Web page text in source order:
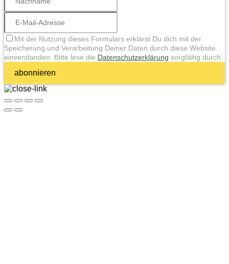
Mit der Nutzung dieses Formulars erklärst Du dich mit der
Speicherung und Verarbeitung Deiner Daten durch diese Website
einverstanden. Bitte lese die Datenschutzerklärung sorgfältig durch.
abonnieren